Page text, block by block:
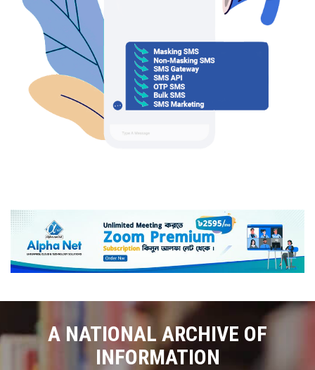
A NATIONAL ARCHIVE OF
INFORMATION